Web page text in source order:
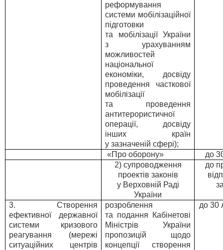
реформування
системи мобілізаційної
підготовки
та мобілізації України
з урахуванням
можливостей
національної
економіки, досвіду
проведення часткової
мобілізації
та проведення
антитерористичної
операції, досвіду
інших країн
у зазначеній сфері);
«Про оборону»
до
2) супроводження
проектів законів
у Верховній Раді
України
до
3. Створення
ефективної державної
системи кризового
реагування (мережі
ситуаційних центрів
розроблення
та подання Кабінетові
Міністрів України
пропозицій щодо
концепції створення
до 30